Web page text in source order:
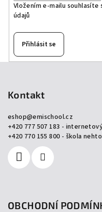
Vložením e-mailu souhlasíte
údajů
Přihlásit se
Kontakt
eshop@emischool.cz
+420 777 507 183 -
+420 770 155 800 - škola
OBCHODNÍ